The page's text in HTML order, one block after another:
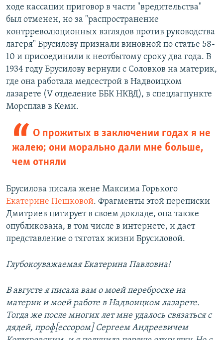
ходе кассации приговор в части "вредительства"
был отменен, но за "распространение
контрреволюционных взглядов против руководства
лагеря" Брусилову признали виновной по статье 58-
10 и присоединили к неотбытому сроку два года. В
1934 году Брусилову вернули с Соловков на материк,
где она работала медсестрой в Надвоицком
лазарете (V отделение ББК НКВД), в спецлагпункте
Морсплав в Кеми.
О прожитых в заключении годах я не
жалею; они морально дали мне больше,
чем отняли
Брусилова писала жене Максима Горького
Екатерине Пешковой. Фрагменты этой переписки
Дмитриев цитирует в своем докладе, она также
опубликована, в том числе в интернете, и дает
представление о тяготах жизни Брусиловой.
Глубокоуважаемая Екатерина Павловна!
В августе я писала вам о моей переброске на
материк и моей работе в Надвоицком лазарете.
Тогда же после многих лет мне удалось связаться с
дядей, проф[ессором] Сергеем Андреевичем